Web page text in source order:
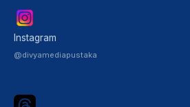
Instagram
@divyamediapustaka